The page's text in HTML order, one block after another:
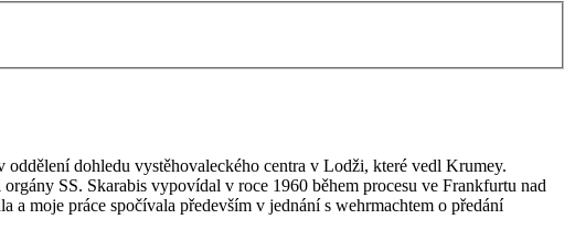
dohledu vystěhovaleckého centra v Lodži, které vedl Krumey.
SS. Skarabis vypovídal v roce 1960 během procesu ve Frankfurtu nad
a moje práce spočívala především v jednání s wehrmachtem o předání